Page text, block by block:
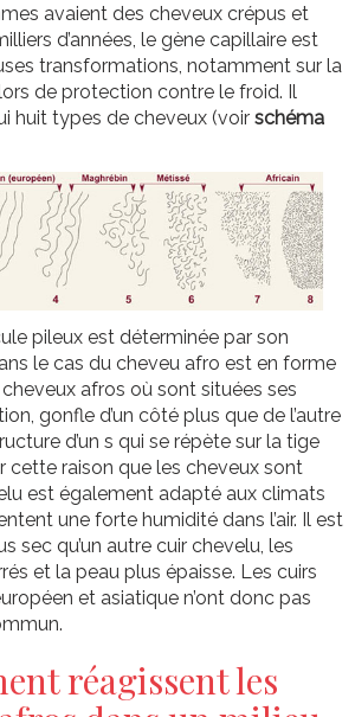
avaient des cheveux crépus et
d’années, le gène capillaire est
transformations, notamment sur la
de protection contre le froid. Il
huit types de cheveux (voir schéma
pileux est déterminée par son
le cas du cheveu afro est en forme
afros où sont situées ses
gonfle d’un côté plus que de l’autre
d’un s qui se répète sur la tige
cette raison que les cheveux sont
est également adapté aux climats
une forte humidité dans l’air. Il est
sec qu’un autre cuir chevelu, les
et la peau plus épaisse. Les cuirs
et asiatique n’ont donc pas
réagissent les